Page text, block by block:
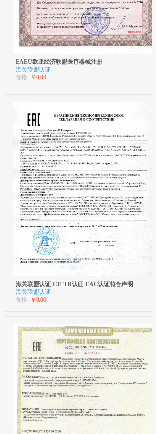
EAEU欧亚经济联盟医疗器械注册
海关联盟认证
价格: ￥0.00
海关联盟认证-CU-TR认证-EAC认证符合声明
海关联盟认证
价格: ￥0.00